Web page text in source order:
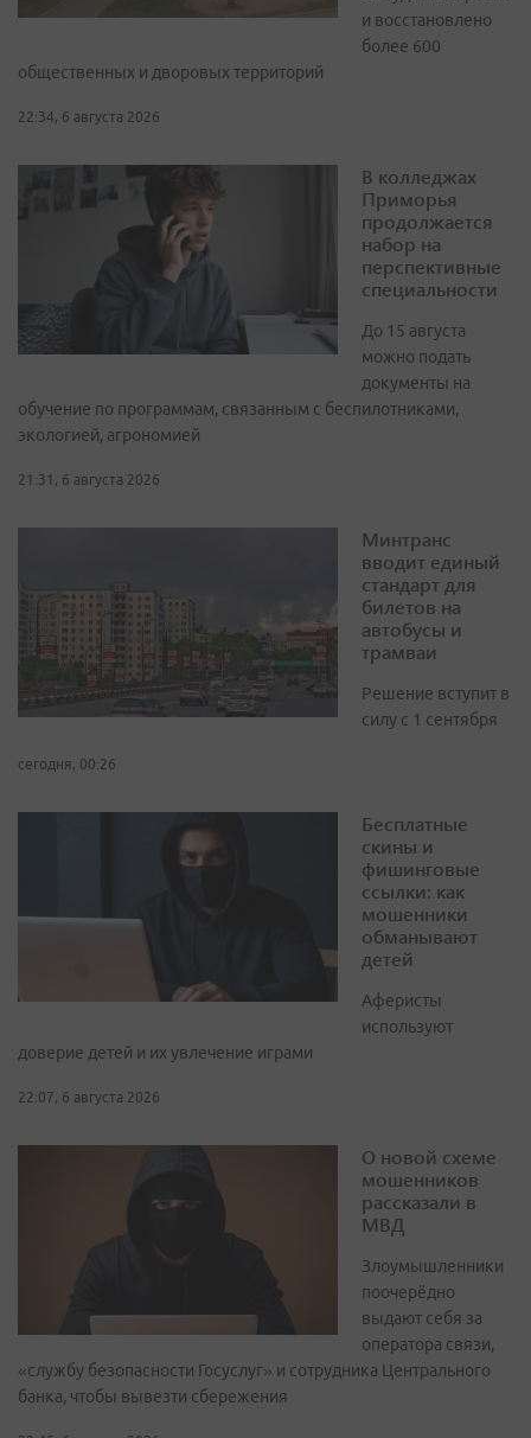
и восстановлено
более 600
общественных и дворовых территорий
22:34, 6 августа 2026
В колледжах
Приморья
продолжается
набор на
перспективные
специальности
До 15 августа
можно подать
документы на
обучение по программам, связанным с беспилотниками,
экологией, агрономией
21:31, 6 августа 2026
Минтранс
вводит единый
стандарт для
билетов на
автобусы и
трамваи
Решение вступит в
силу с 1 сентября
сегодня, 00:26
Бесплатные
скины и
фишинговые
ссылки: как
мошенники
обманывают
детей
Аферисты
используют
доверие детей и их увлечение играми
22:07, 6 августа 2026
О новой схеме
мошенников
рассказали в
МВД
Злоумышленники
поочерёдно
выдают себя за
оператора связи,
«службу безопасности Госуслуг» и сотрудника Центрального
банка, чтобы вывезти сбережения